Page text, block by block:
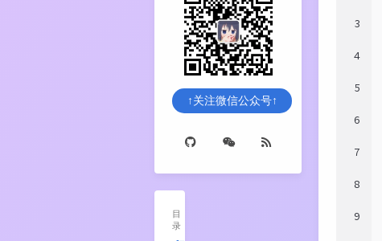
3
4
5
6
7
8
9
↑关注微信公众号↑
目
录